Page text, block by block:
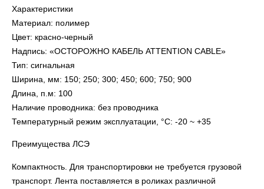
Характеристики
Материал: полимер
Цвет: красно-черный
Надпись: «ОСТОРОЖНО КАБЕЛЬ ATTENTION CABLE»
Тип: сигнальная
Ширина, мм: 150; 250; 300; 450; 600; 750; 900
Длина, п.м: 100
Наличие проводника: без проводника
Температурный режим эксплуатации, °C: -20 ~ +35
Преимущества ЛСЭ
Компактность. Для транспортировки не требуется грузовой
транспорт. Лента поставляется в роликах различной